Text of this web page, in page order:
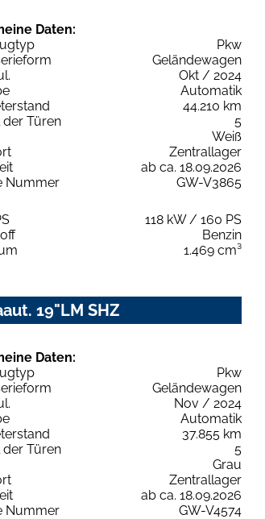
Daten:
Pkw
Geländewagen
Okt / 2024
Automatik
44.210 km
der Türen
5
Weiß
Zentrallager
ab ca. 18.09.2026
Nummer
GW-V3865
118 kW / 160 PS
Benzin
1.469 cm³
19"LM SHZ
Daten:
Pkw
Geländewagen
Nov / 2024
Automatik
37.855 km
der Türen
5
Grau
Zentrallager
ab ca. 18.09.2026
Nummer
GW-V4574